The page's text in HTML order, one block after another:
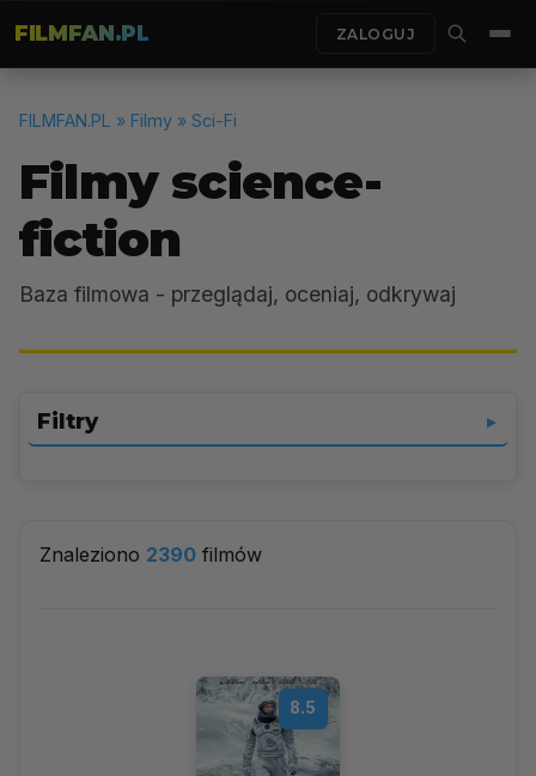
FILMFAN.PL ZALOGUJ
FILMFAN.PL » Filmy » Sci-Fi
Filmy science-
fiction
Baza filmowa - przeglądaj, oceniaj, odkrywaj
Filtry ▼
Znaleziono 2390 filmów
8.5